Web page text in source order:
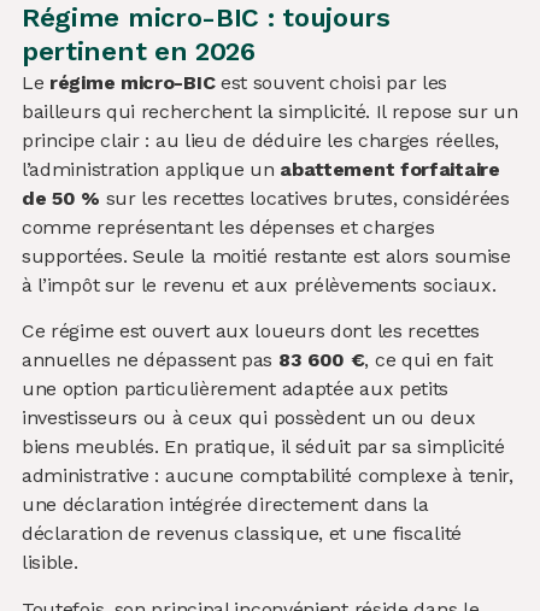
Régime micro-BIC : toujours
pertinent en 2026
Le régime micro-BICest souvent choisi par les
bailleurs qui recherchent la simplicité. Il repose sur un
principe clair : au lieu de déduire les charges réelles,
l’administration applique un abattement forfaitaire
de 50 % sur les recettes locatives brutes, considérées
comme représentant les dépenses et charges
supportées. Seule la moitié restante est alors soumise
à l’impôt sur le revenu et aux prélèvements sociaux.
Ce régime est ouvert aux loueurs dont les recettes
annuelles ne dépassent pas 83 600 €, ce qui en fait
une option particulièrement adaptée aux petits
investisseurs ou à ceux qui possèdent un ou deux
biens meublés. En pratique, il séduit par sa simplicité
administrative : aucune comptabilité complexe à tenir,
une déclaration intégrée directement dans la
déclaration de revenus classique, et une fiscalité
lisible.